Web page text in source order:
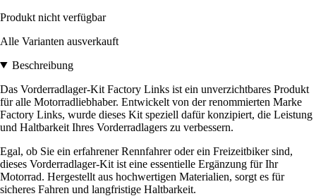
Produkt nicht verfügbar
Alle Varianten ausverkauft
Beschreibung
Das Vorderradlager-Kit Factory Links ist ein unverzichtbares Produkt
für alle Motorradliebhaber. Entwickelt von der renommierten Marke
Factory Links, wurde dieses Kit speziell dafür konzipiert, die Leistung
und Haltbarkeit Ihres Vorderradlagers zu verbessern.
Egal, ob Sie ein erfahrener Rennfahrer oder ein Freizeitbiker sind,
dieses Vorderradlager-Kit ist eine essentielle Ergänzung für Ihr
Motorrad. Hergestellt aus hochwertigen Materialien, sorgt es für
sicheres Fahren und langfristige Haltbarkeit.